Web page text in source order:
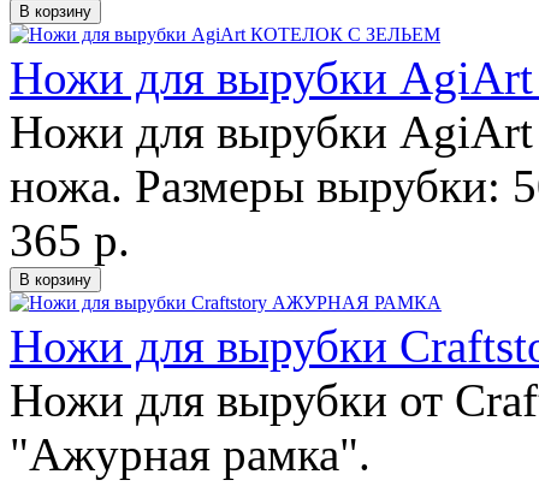
Ножи для вырубки
Ножи для вырубки AgiArt
ножа. Размеры вырубки:
365 р.
Ножи для вырубки
Ножи для вырубки от
"Ажурная рамка".